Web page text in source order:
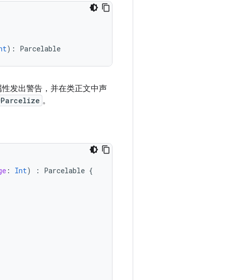
): Parcelable
发出警告，并在类正文中声
。
: Int) : Parcelable {